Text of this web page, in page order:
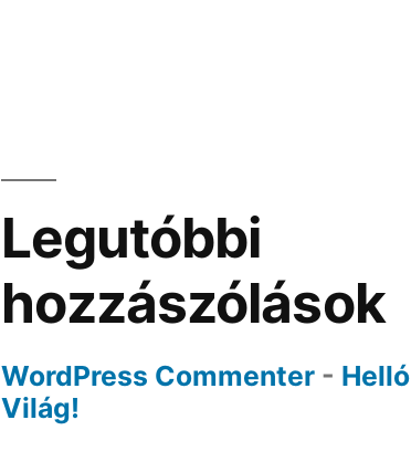
Legutóbbi
hozzászólások
WordPress Commenter - Helló
Világ!